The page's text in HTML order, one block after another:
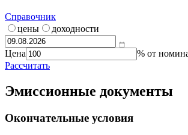
Справочник
цены
доходности
Цена
% от
Рассчитать
Эмиссионные документы
Окончательные условия